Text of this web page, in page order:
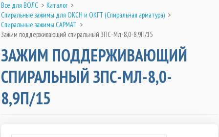
Все для ВОЛС > Каталог >
Спиральные зажимы для ОКСН и ОКГТ (Cпиральная арматура) >
Спиральные зажимы САРМАТ >
Зажим поддерживающий спиральный ЗПС-Мл-8,0-8,9П/15
ЗАЖИМ ПОДДЕРЖИВАЮЩИЙ
СПИРАЛЬНЫЙ ЗПС-МЛ-8,0-
8,9П/15